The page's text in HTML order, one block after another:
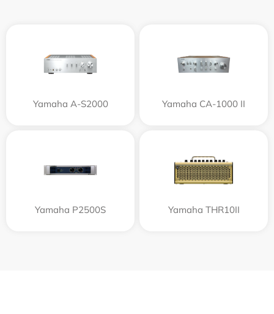
Yamaha A-S2000 Yamaha CA-1000 II
Yamaha P2500S Yamaha THR10II